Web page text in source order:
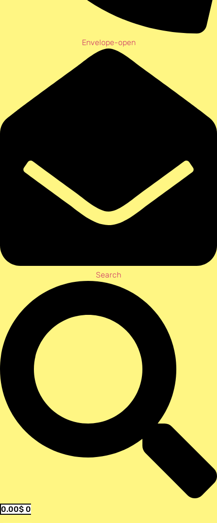
Envelope-open
Search
0.00$ 0